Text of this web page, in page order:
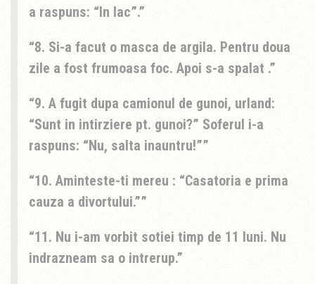
a raspuns: “In lac”.
8. Si-a facut o masca de argila. Pentru doua
zile a fost frumoasa foc. Apoi s-a spalat .
9. A fugit dupa camionul de gunoi, urland:
“Sunt in intirziere pt. gunoi?” Soferul i-a
raspuns: “Nu, salta inauntru!”
10. Aminteste-ti mereu : “Casatoria e prima
cauza a divortului.”
11. Nu i-am vorbit sotiei timp de 11 luni. Nu
indrazneam sa o intrerup.